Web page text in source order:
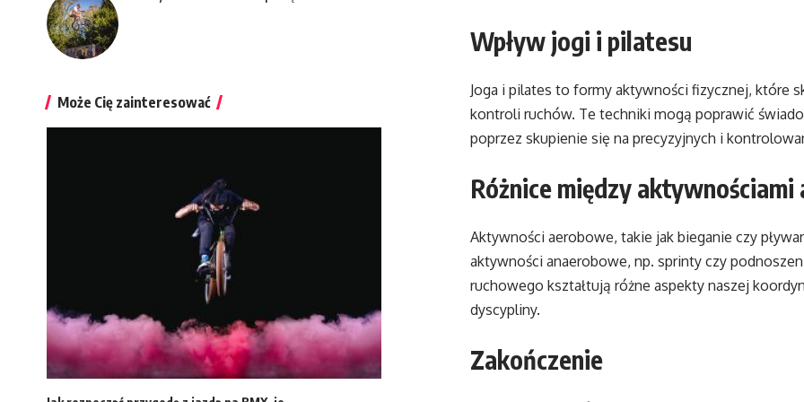
Wpływ jogi i pilatesu
Joga i pilates to formy aktywności fizycznej, które
kontroli ruchów. Te techniki mogą poprawić
poprzez skupienie się na precyzyjnych i
Różnice między
Aktywności aerobowe, takie jak bieganie czy
aktywności anaerobowe, np. sprinty czy
ruchowego kształtują różne aspekty naszej
dyscypliny.
Zakończenie
Może Cię zainteresować